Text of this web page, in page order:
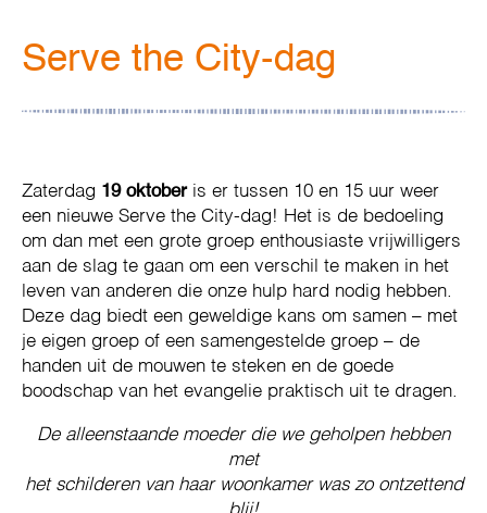
Serve the City-dag
Zaterdag 19 oktoberis er tussen 10 en 15 uur weer
een nieuwe Serve the City-dag! Het is de bedoeling
om dan met een grote groep enthousiaste vrijwilligers
aan de slag te gaan om een verschil te maken in het
leven van anderen die onze hulp hard nodig hebben.
Deze dag biedt een geweldige kans om samen – met
je eigen groep of een samengestelde groep – de
handen uit de mouwen te steken en de goede
boodschap van het evangelie praktisch uit te dragen.
De alleenstaande moeder die we geholpen hebben
met
het schilderen van haar woonkamer was zo ontzettend